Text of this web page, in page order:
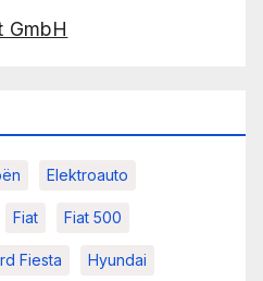
GmbH
Elektroauto
Fiat Fiat 500
Fiesta Hyundai